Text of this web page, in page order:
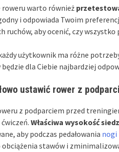
roweru warto również
i odpowiada Twoim
ruchów, aby ocenić, czy
użytkownik ma różne
dla Ciebie najbardziej
ustawić rower z
z podparciem przed
Właściwa wysokość
aby podczas pedałowania nogi
stawów i